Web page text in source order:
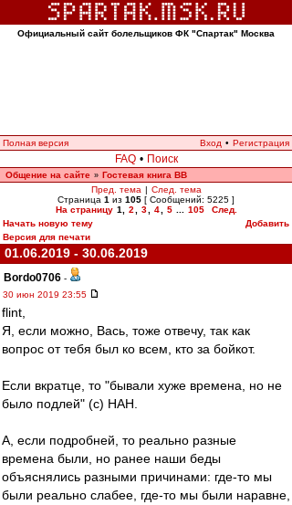
Официальный сайт болельщиков ФК "Спартак" Москва
Полная версия Вход • Регистрация
FAQ • Поиск
Общение на сайте » Гостевая книга ВВ
Пред. тема | След. тема
Страница 1 из 105 [ Сообщений: 5225 ]
На страницу 1 2 3 4 5 105
След.
Начать новую тему
Добавить
Версия для печати
01.06.2019 - 30.06.2019
Bordo0706 -
30 июн 2019 23:55
flint,
Я, если можно, Вась, тоже отвечу, так как
вопрос от тебя был ко всем, кто за бойкот.
Если вкратце, то "бывали хуже времена, но не
было подлей" (с) НАН.
А, если подробней, то реально разные
времена были, но ранее наши беды
объяснялись разными причинами: где-то мы
были реально слабее, где-то мы были наравне,